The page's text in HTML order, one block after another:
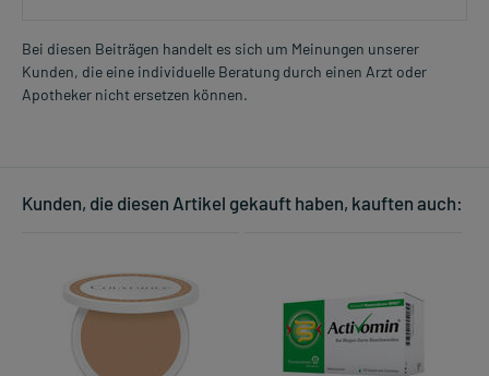
Bei diesen Beiträgen handelt es sich um Meinungen unserer
Kunden, die eine individuelle Beratung durch einen Arzt oder
Apotheker nicht ersetzen können.
Kunden, die diesen Artikel gekauft haben, kauften auch: